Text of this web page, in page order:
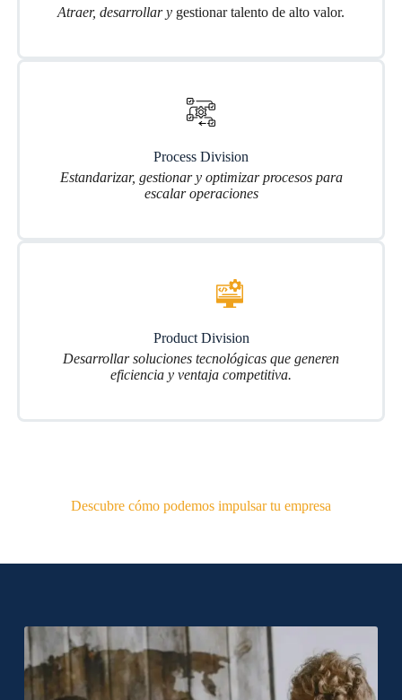
Atraer, desarrollar y gestionar talento de alto valor.
Process Division
Estandarizar, gestionar y optimizar procesos para
escalar operaciones
Product Division
Desarrollar soluciones tecnológicas que generen
eficiencia y ventaja competitiva.
Descubre cómo podemos impulsar tu empresa